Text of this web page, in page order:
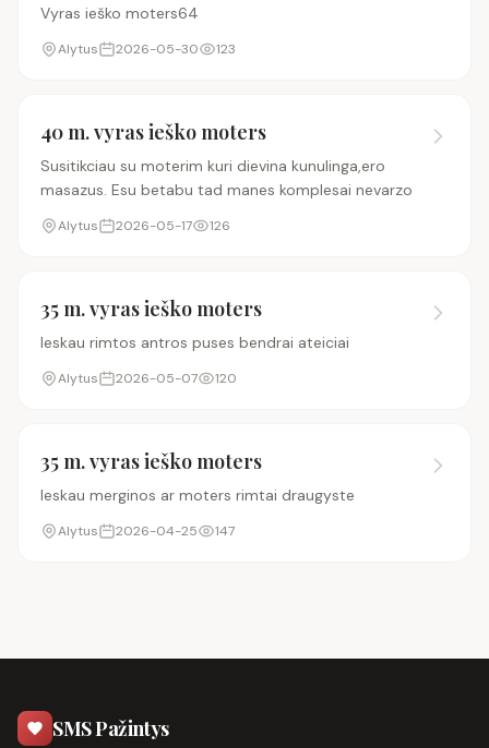
Vyras ieško moters64
Alytus 2026-05-30 123
40 m. vyras ieško moters
Susitikciau su moterim kuri dievina kunulinga,ero
masazus. Esu betabu tad manes komplesai nevarzo
Alytus 2026-05-17 126
35 m. vyras ieško moters
Ieskau rimtos antros puses bendrai ateiciai
Alytus 2026-05-07 120
35 m. vyras ieško moters
Ieskau merginos ar moters rimtai draugyste
Alytus 2026-04-25 147
SMS Pažintys